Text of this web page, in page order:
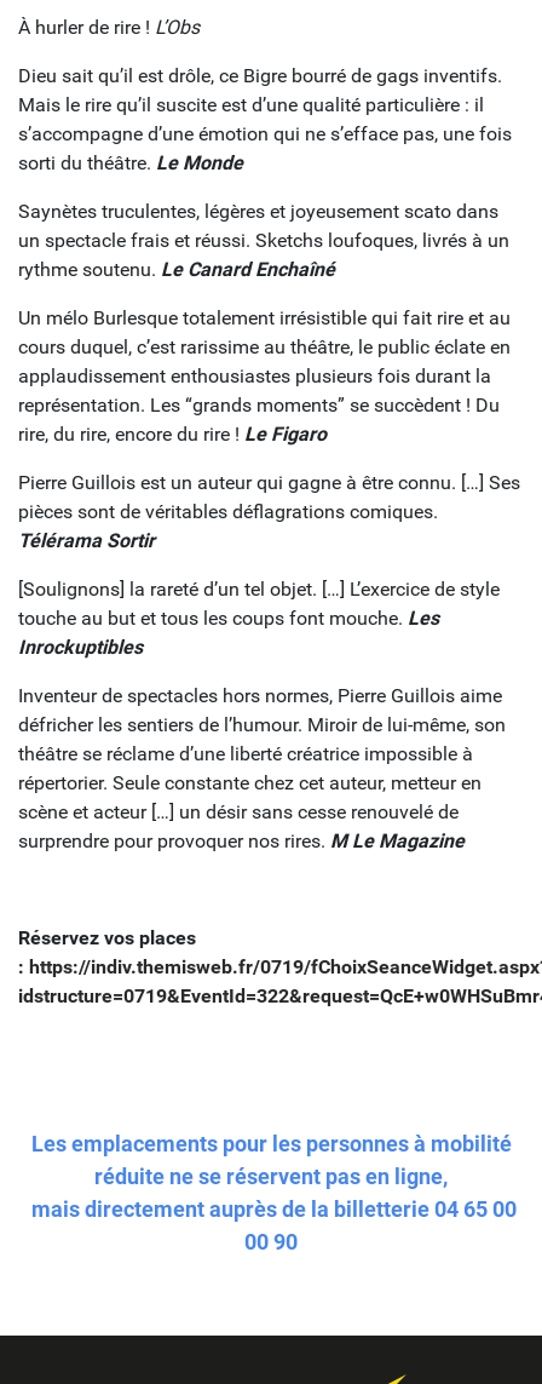
À hurler de rire ! L’Obs
Dieu sait qu’il est drôle, ce Bigre bourré de gags inventifs.
Mais le rire qu’il suscite est d’une qualité particulière : il
s’accompagne d’une émotion qui ne s’efface pas, une fois
sorti du théâtre. Le Monde
Saynètes truculentes, légères et joyeusement scato dans
un spectacle frais et réussi. Sketchs loufoques, livrés à un
rythme soutenu. Le Canard Enchaîné
Un mélo Burlesque totalement irrésistible qui fait rire et au
cours duquel, c’est rarissime au théâtre, le public éclate en
applaudissement enthousiastes plusieurs fois durant la
représentation. Les “grands moments” se succèdent ! Du
rire, du rire, encore du rire ! Le Figaro
Pierre Guillois est un auteur qui gagne à être connu. […] Ses
pièces sont de véritables déflagrations comiques.
Télérama Sortir
[Soulignons] la rareté d’un tel objet. […] L’exercice de style
touche au but et tous les coups font mouche. Les
Inrockuptibles
Inventeur de spectacles hors normes, Pierre Guillois aime
défricher les sentiers de l’humour. Miroir de lui-même, son
théâtre se réclame d’une liberté créatrice impossible à
répertorier. Seule constante chez cet auteur, metteur en
scène et acteur […] un désir sans cesse renouvelé de
surprendre pour provoquer nos rires. M Le Magazine
Réservez vos places
: https://indiv.themisweb.fr/0719/
Les emplacements pour les personnes à mobilité
réduite ne se réservent pas en ligne,
mais directement auprès de la billetterie 04 65 00
00 90